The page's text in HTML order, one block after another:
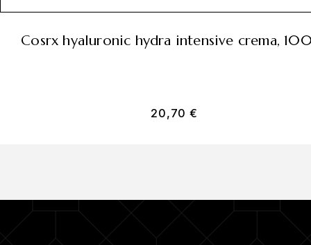
cosrx hyaluronic hydra intensive crema,
20,70€